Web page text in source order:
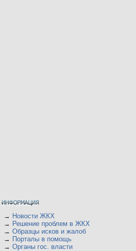
→ Новости ЖКХ
→ Решение проблем в ЖКХ
→ Образцы исков и жалоб
→ Порталы в помощь
→ Органы гос. власти